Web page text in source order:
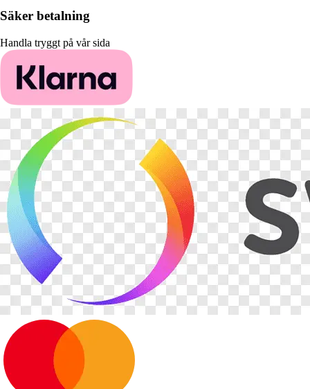
Säker betalning
Handla tryggt på vår sida